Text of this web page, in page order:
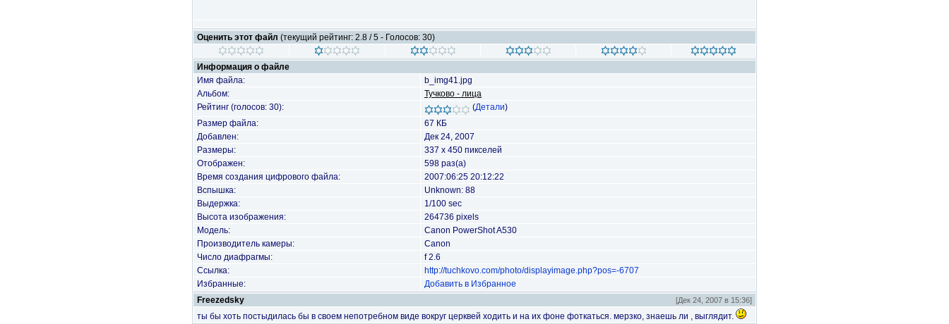
Оценить этот файл (текущий рейтинг: 2.8 / 5 - Голосов: 30)
Информация о файле
Имя файла:
b_img41.jpg
Альбом:
Тучково - лица
Рейтинг (голосов: 30):
(Детали)
Размер файла:
67 КБ
Добавлен:
Дек 24, 2007
Размеры:
337 x 450 пикселей
Отображен:
598 раз(а)
Время создания цифрового файла:
2007:06:25 20:12:22
Вспышка:
Unknown: 88
Выдержка:
1/100 sec
Высота изображения:
264736 pixels
Модель:
Canon PowerShot A530
Производитель камеры:
Canon
Число диафрагмы:
f 2.6
Ссылка:
http://tuchkovo.com/photo/displayimage.php?pos=-6707
Избранные:
Добавить в Избранное
Freezedsky
[Дек 24, 2007 в 15:36]
ты бы хоть постыдилась бы в своем непотребном виде вокруг церквей ходить и на их фоне фоткаться. мерзко, знаешь ли , выглядит.